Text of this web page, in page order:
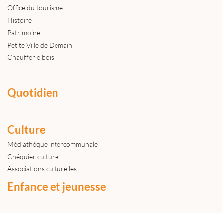
Office du tourisme
Histoire
Patrimoine
Petite Ville de Demain
Chaufferie bois
Quotidien
Culture
Médiathèque intercommunale
Chéquier culturel
Associations culturelles
Enfance et jeunesse